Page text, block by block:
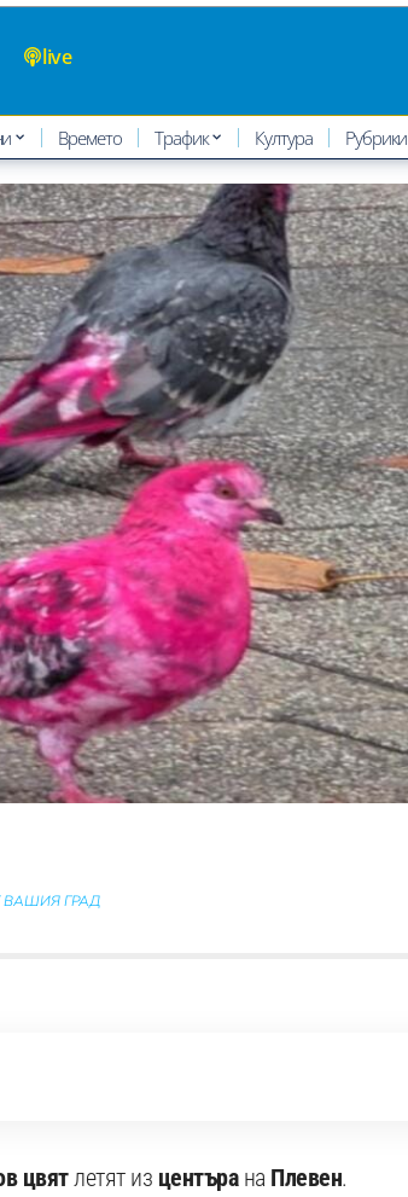
live
Времето Трафик Култура Рубрики
ВАШИЯ ГРАД
цвят летят из центъра на Плевен.